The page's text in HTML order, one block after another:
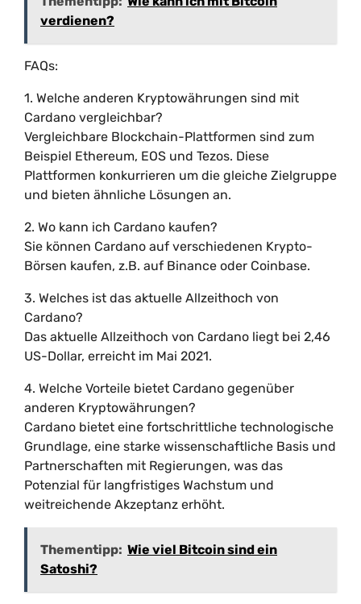
verdienen?
FAQs:
1. Welche anderen Kryptowährungen sind mit
Cardano vergleichbar?
Vergleichbare Blockchain-Plattformen sind zum
Beispiel Ethereum, EOS und Tezos. Diese
Plattformen konkurrieren um die gleiche Zielgruppe
und bieten ähnliche Lösungen an.
2. Wo kann ich Cardano kaufen?
Sie können Cardano auf verschiedenen Krypto-
Börsen kaufen, z.B. auf Binance oder Coinbase.
3. Welches ist das aktuelle Allzeithoch von
Cardano?
Das aktuelle Allzeithoch von Cardano liegt bei 2,46
US-Dollar, erreicht im Mai 2021.
4. Welche Vorteile bietet Cardano gegenüber
anderen Kryptowährungen?
Cardano bietet eine fortschrittliche technologische
Grundlage, eine starke wissenschaftliche Basis und
Partnerschaften mit Regierungen, was das
Potenzial für langfristiges Wachstum und
weitreichende Akzeptanz erhöht.
Thementipp: Wie viel Bitcoin sind ein
Satoshi?